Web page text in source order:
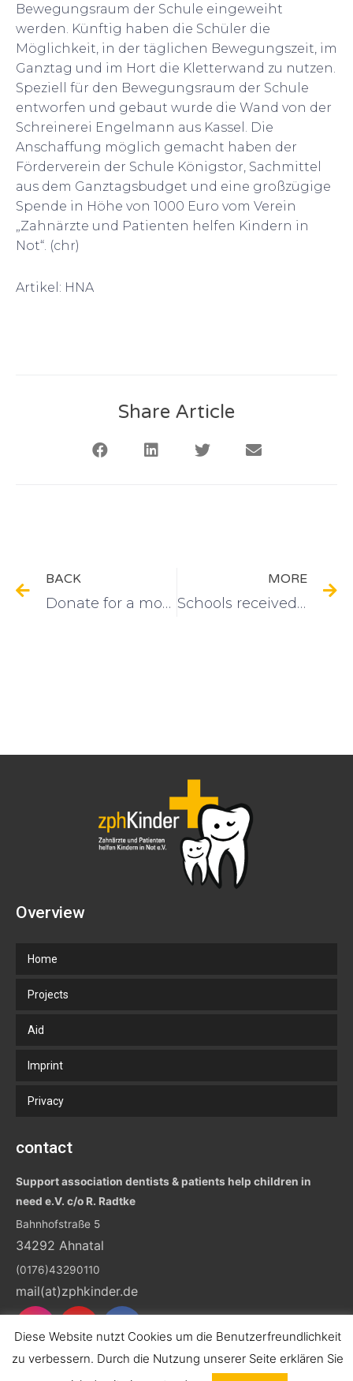
Bewegungsraum der Schule eingeweiht
werden. Künftig haben die Schüler die
Möglichkeit, in der täglichen Bewegungszeit, im
Ganztag und im Hort die Kletterwand zu nutzen.
Speziell für den Bewegungsraum der Schule
entworfen und gebaut wurde die Wand von der
Schreinerei Engelmann aus Kassel. Die
Anschaffung möglich gemacht haben der
Förderverein der Schule Königstor, Sachmittel
aus dem Ganztagsbudget und eine großzügige
Spende in Höhe von 1000 Euro vom Verein
„Zahnärzte und Patienten helfen Kindern in
Not“. (chr)
Artikel: HNA
Share Article
BACK
Donate for a modern jumping mat
MORE
Schools received donations: swing
Overview
Home
Projects
Aid
Imprint
Privacy
contact
Support association dentists & patients help children in
need e.V. c/o R. Radtke
Bahnhofstraße 5
34292 Ahnatal
(0176)43290110
mail(at)zphkinder.de
Diese Website nutzt Cookies um die Benutzerfreundlichkeit
zu verbessern. Durch die Nutzung unserer Seite erklären Sie